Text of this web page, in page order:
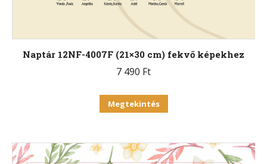
Naptár 12NF-4007F (21×30 cm) fekvő képekhez
7 490 Ft
Megtekintés
több